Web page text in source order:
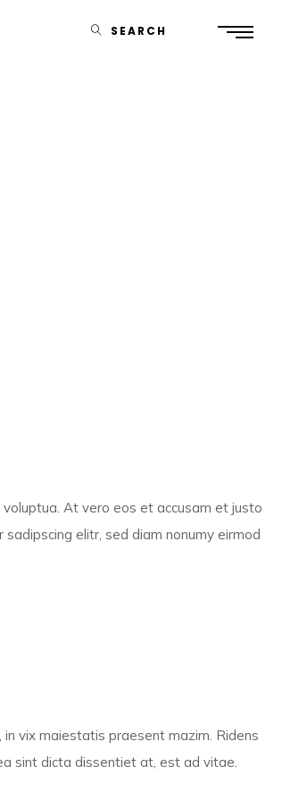
SEARCH
At vero eos et accusam et justo
elitr, sed diam nonumy eirmod
vix maiestatis praesent mazim. Ridens
sint dicta dissentiet at, est ad vitae.